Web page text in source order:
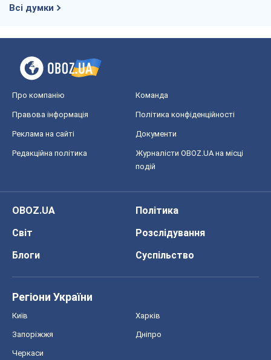
Всі думки
Про компанію Команда
Правова інформація Політика конфіденційності
Реклама на сайті Документи
Редакційна політика
Журналісти OBOZ.UA на місці
подій
OBOZ.UA
Політика
Світ
Розслідування
Блоги
Суспільство
Регіони України
Київ Харків
Запоріжжя Дніпро
Черкаси